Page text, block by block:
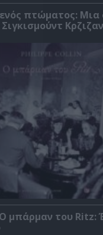
πτώματος: Μια
μπάρμαν του Ritz: